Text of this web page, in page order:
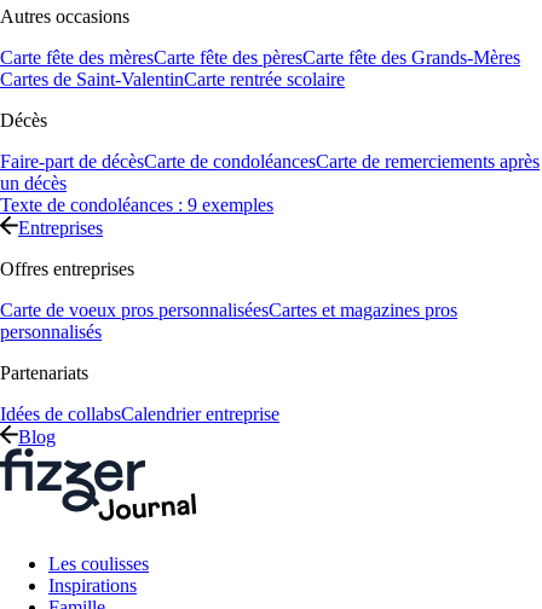
Autres occasions
Carte fête des mèresCarte fête des pèresCarte fête des Grands-Mères
Cartes de Saint-ValentinCarte rentrée scolaire
Décès
Faire-part de décèsCarte de condoléancesCarte de remerciements après
un décès
Texte de condoléances : 9 exemples
Entreprises
Offres entreprises
Carte de voeux pros personnaliséesCartes et magazines pros
personnalisés
Partenariats
Idées de collabsCalendrier entreprise
Blog
Les coulisses
Inspirations